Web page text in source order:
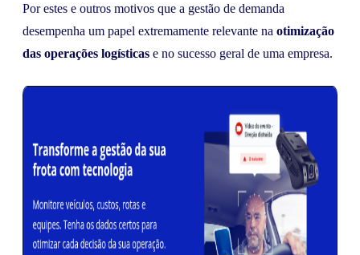
Por estes e outros motivos que a gestão de demanda
desempenha um papel extremamente relevante na otimização
das operações logísticas e no sucesso geral de uma empresa.